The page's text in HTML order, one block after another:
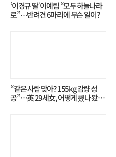
‘이경규 딸’ 이예림 “모두 하늘나라
로”⋯반려견 6마리에 무슨 일이?
“같은 사람 맞아? 155kg 감량 성
공”…英 29세女, 어떻게 뺐나 봤더